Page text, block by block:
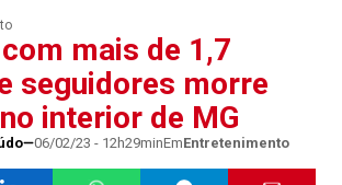
mais de 1,7
seguidores morre
interior de MG
06/02/23 - 12h29minEmEntretenimento